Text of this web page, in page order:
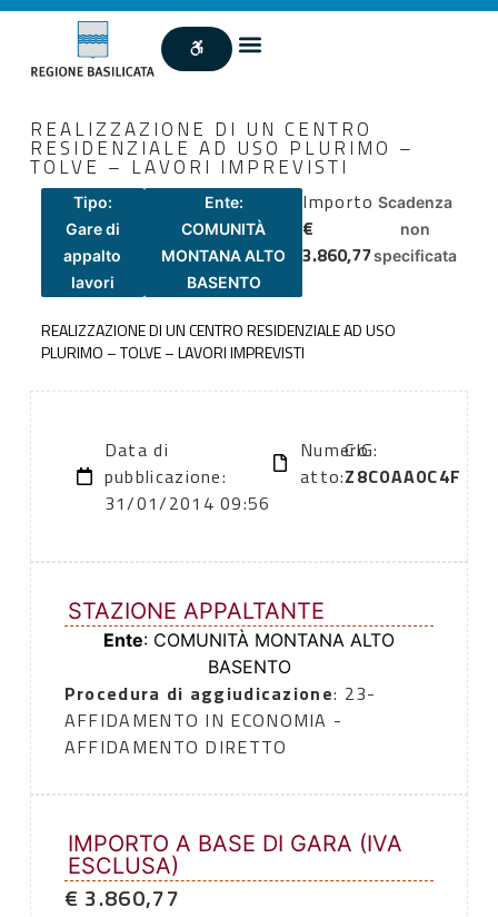
REALIZZAZIONE DI UN CENTRO
RESIDENZIALE AD USO PLURIMO –
TOLVE – LAVORI IMPREVISTI
Tipo:
Gare di
appalto
lavori
Ente:
COMUNITÀ
MONTANA ALTO
BASENTO
Importo
€
3.860,77
Scadenza
non
specificata
REALIZZAZIONE DI UN CENTRO RESIDENZIALE AD USO
PLURIMO – TOLVE – LAVORI IMPREVISTI
Data di
pubblicazione:
31/01/2014 09:56
Numero
atto:
CIG:
Z8C0AA0C4F
STAZIONE APPALTANTE
Ente: COMUNITÀ MONTANA ALTO
BASENTO
Procedura di aggiudicazione: 23-
AFFIDAMENTO IN ECONOMIA -
AFFIDAMENTO DIRETTO
IMPORTO A BASE DI GARA (IVA
ESCLUSA)
€ 3.860,77